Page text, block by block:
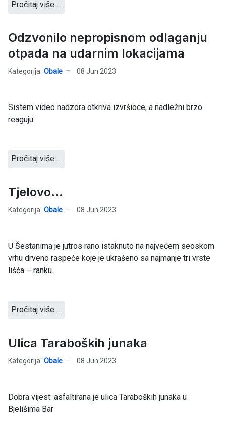
Pročitaj više …
Odzvonilo nepropisnom odlaganju
otpada na udarnim lokacijama
Kategorija: Obale 08 Jun 2023
Sistem video nadzora otkriva izvršioce, a nadležni brzo
reaguju.
Pročitaj više …
Tjelovo...
Kategorija: Obale 08 Jun 2023
U Šestanima je jutros rano istaknuto na najvećem seoskom
vrhu drveno raspeće koje je ukrašeno sa najmanje tri vrste
lišća – ranku.
Pročitaj više …
Ulica Taraboških junaka
Kategorija: Obale 08 Jun 2023
Dobra vijest: asfaltirana je ulica Taraboških junaka u
Bjelišima Bar